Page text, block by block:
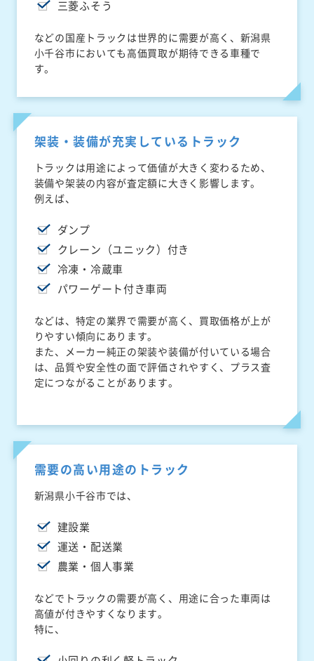
三菱ふそう
などの国産トラックは世界的に需要が高く、新潟県
小千谷市においても高価買取が期待できる車種で
す。
架装・装備が充実しているトラック
トラックは用途によって価値が大きく変わるため、
装備や架装の内容が査定額に大きく影響します。
例えば、
ダンプ
クレーン（ユニック）付き
冷凍・冷蔵車
パワーゲート付き車両
などは、特定の業界で需要が高く、買取価格が上が
りやすい傾向にあります。
また、メーカー純正の架装や装備が付いている場合
は、品質や安全性の面で評価されやすく、プラス査
定につながることがあります。
需要の高い用途のトラック
新潟県小千谷市では、
建設業
運送・配送業
農業・個人事業
などでトラックの需要が高く、用途に合った車両は
高値が付きやすくなります。
特に、